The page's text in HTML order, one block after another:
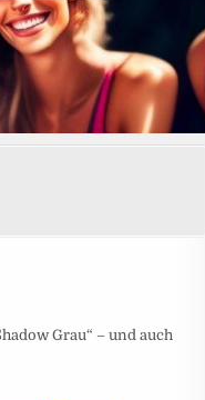
Grau“ – und auch